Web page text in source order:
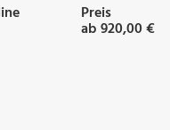
Preis
ab 920,00 €